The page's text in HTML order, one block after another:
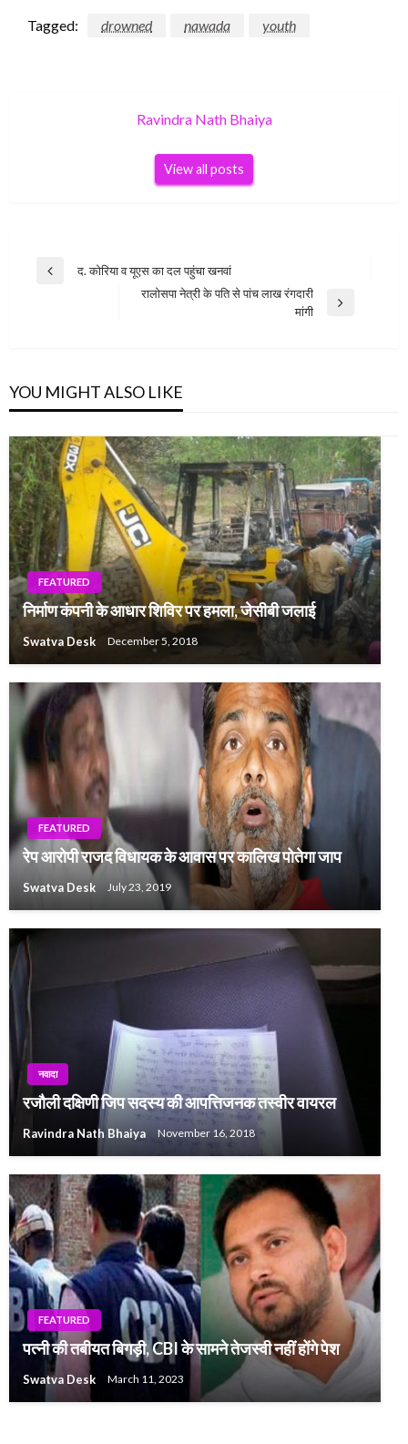
Tagged: drowned nawada youth
Ravindra Nath Bhaiya
View all posts
Post
Previous
द. कोरिया व यूएस का दल पहुंचा खनवां
रालोसपा नेत्री के पति से पांच लाख रंगदारी
मांगी
YOU MIGHT ALSO LIKE
FEATURED
निर्माण कंपनी के आधार शिविर पर हमला, जेसीबी जलाई
Swatva Desk December 5, 2018
FEATURED
रेप आरोपी राजद विधायक के आवास पर कालिख पोतेगा जाप
Swatva Desk July 23, 2019
नवादा
रजौली दक्षिणी जिप सदस्य की आपत्तिजनक तस्वीर वायरल
Ravindra Nath Bhaiya November 16, 2018
FEATURED
पत्नी की तबीयत बिगड़ी, CBI के सामने तेजस्वी नहीं होंगे पेश
Swatva Desk March 11, 2023